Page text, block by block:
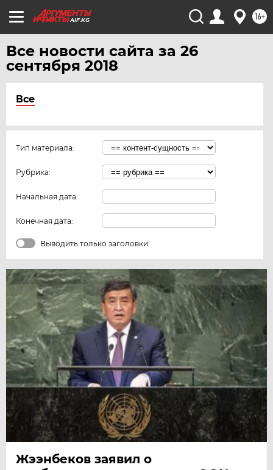
AIF.KG 16+
Все новости сайта за 26
сентября 2018
Все
Тип материала:
Рубрика:
Начальная дата:
Конечная дата:
Выводить только заголовки
Жээнбеков заявил о